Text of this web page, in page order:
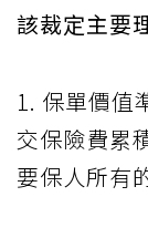
該裁定主要
1. 保單價值
交保險費累
要保人所有